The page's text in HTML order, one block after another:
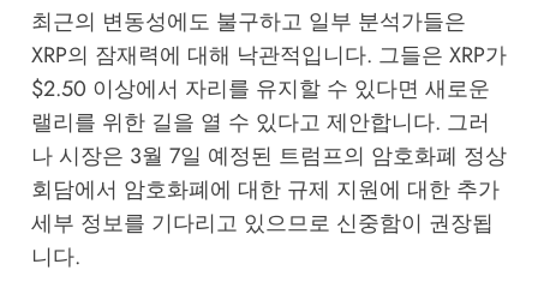
최근의 변동성에도 불구하고 일부 분석가들은
XRP의 잠재력에 대해 낙관적입니다. 그들은 XRP가
$2.50 이상에서 자리를 유지할 수 있다면 새로운
랠리를 위한 길을 열 수 있다고 제안합니다. 그러
나 시장은 3월 7일 예정된 트럼프의 암호화폐 정상
회담에서 암호화폐에 대한 규제 지원에 대한 추가
세부 정보를 기다리고 있으므로 신중함이 권장됩
니다.